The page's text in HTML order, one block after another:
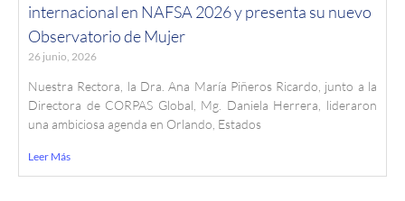
internacional en NAFSA 2026 y presenta su nuevo
Observatorio de Mujer
26 junio, 2026
Nuestra Rectora, la Dra. Ana María Piñeros Ricardo, junto a la
Directora de CORPAS Global, Mg. Daniela Herrera, lideraron
una ambiciosa agenda en Orlando, Estados
Leer Más